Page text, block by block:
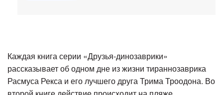
Каждая книга серии «Друзья-динозаврики»
рассказывает об одном дне из жизни тираннозаврика
Расмуса Рекса и его лучшего друга Трима Троодона. Во